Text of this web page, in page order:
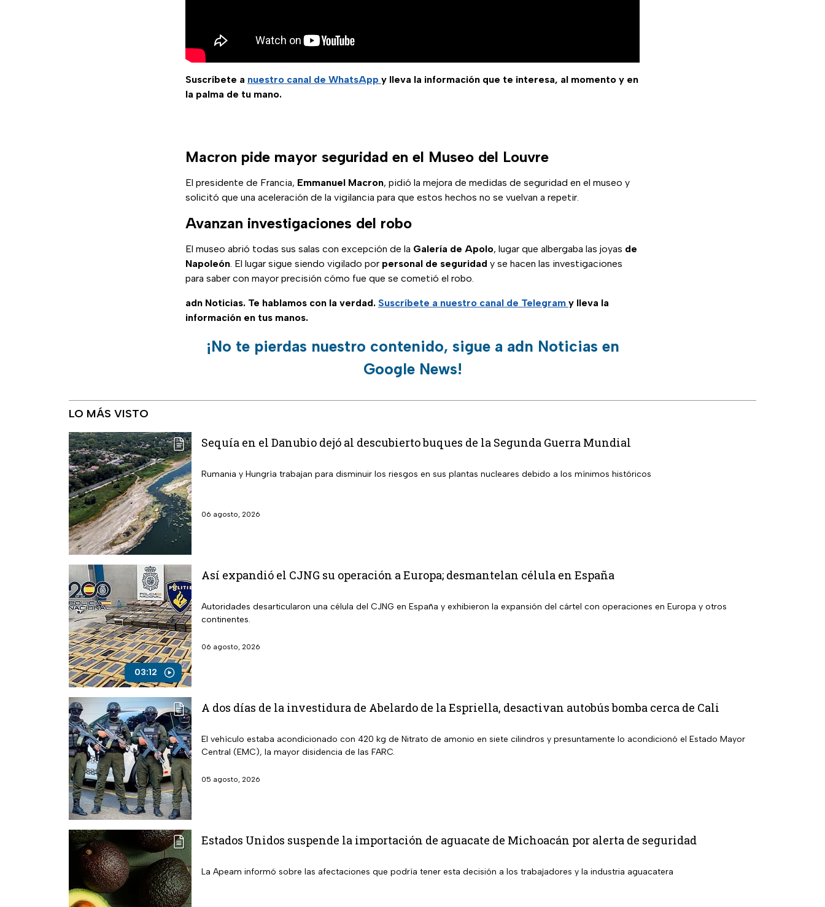
Suscríbete a nuestro canal de WhatsApp y lleva la información que te interesa, al momento y en
la palma de tu mano.
Macron pide mayor seguridad en el Museo del Louvre
El presidente de Francia, Emmanuel Macron, pidió la mejora de medidas de seguridad en el museo y
solicitó que una aceleración de la vigilancia para que estos hechos no se vuelvan a repetir.
Avanzan investigaciones del robo
El museo abrió todas sus salas con excepción de la Galería de Apolo, lugar que albergaba las joyas de
Napoleón. El lugar sigue siendo vigilado por personal de seguridad y se hacen las investigaciones
para saber con mayor precisión cómo fue que se cometió el robo.
adn Noticias. Te hablamos con la verdad. Suscríbete a nuestro canal de Telegram y lleva la
información en tus manos.
¡No te pierdas nuestro contenido, sigue a adn Noticias en
Google News!
LO MÁS VISTO
Sequía en el Danubio dejó al descubierto buques de la Segunda Guerra Mundial
Rumania y Hungría trabajan para disminuir los riesgos en sus plantas nucleares debido a los mínimos históricos
06 agosto, 2026
03:12
Así expandió el CJNG su operación a Europa; desmantelan célula en España
Autoridades desarticularon una célula del CJNG en España y exhibieron la expansión del cártel con operaciones en Europa y otros
continentes.
06 agosto, 2026
A dos días de la investidura de Abelardo de la Espriella, desactivan autobús bomba cerca de Cali
El vehículo estaba acondicionado con 420 kg de Nitrato de amonio en siete cilindros y presuntamente lo acondicionó el Estado Mayor
Central (EMC), la mayor disidencia de las FARC.
05 agosto, 2026
Estados Unidos suspende la importación de aguacate de Michoacán por alerta de seguridad
La Apeam informó sobre las afectaciones que podría tener esta decisión a los trabajadores y la industria aguacatera